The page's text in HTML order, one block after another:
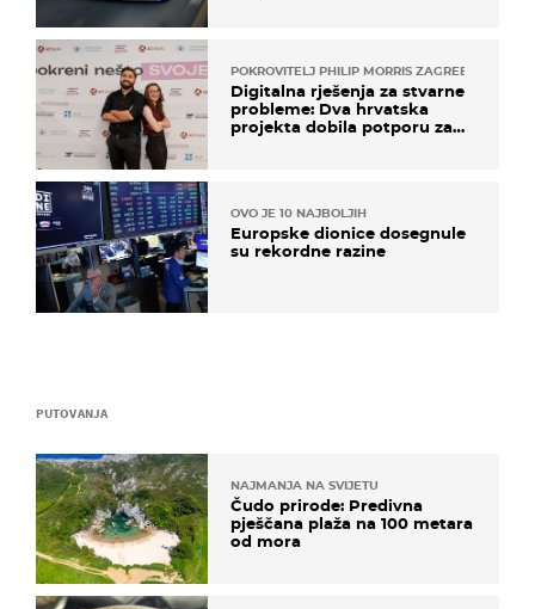
PUTOVANJA
NAJMANJA NA SVIJETU
Čudo prirode: Predivna
pješčana plaža na 100 metara
od mora
POKROVITELJ PHILIP MORRIS ZAGREB
Digitalna rješenja za stvarne
probleme: Dva hrvatska
projekta dobila potporu za
OVO JE 10 NAJBOLJIH
Europske dionice dosegnule
su rekordne razine